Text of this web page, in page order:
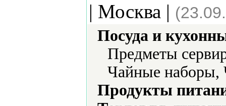
| Москва |
Посуда и
Предметы
Чайные
Продукты